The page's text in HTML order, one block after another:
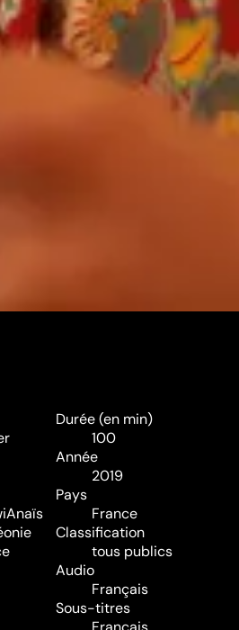
Anaïs
Durée (en min)
100
Année
2019
Pays
France
Classification
tous publics
Audio
Français
Sous-titres